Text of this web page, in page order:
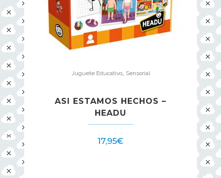
Juguete Educativo, Sensorial
ASI ESTAMOS HECHOS –
HEADU
17,95€